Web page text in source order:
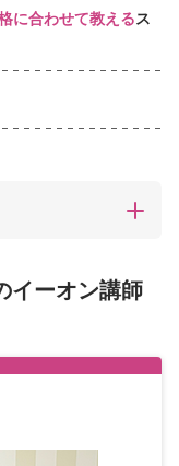
に合わせて教えるス
イーオン講師